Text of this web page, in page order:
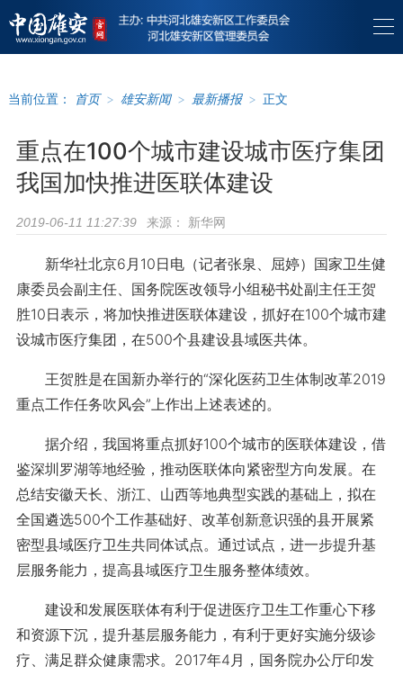
当前位置： 首页 > 雄安新闻 > 最新播报 > 正文
重点在100个城市建设城市医疗集团
我国加快推进医联体建设
2019-06-11 11:27:39 来源： 新华网
新华社北京6月10日电（记者张泉、屈婷）国家卫生健
康委员会副主任、国务院医改领导小组秘书处副主任王贺
胜10日表示，将加快推进医联体建设，抓好在100个城市建
设城市医疗集团，在500个县建设县域医共体。
王贺胜是在国新办举行的“深化医药卫生体制改革2019
重点工作任务吹风会”上作出上述表述的。
据介绍，我国将重点抓好100个城市的医联体建设，借
鉴深圳罗湖等地经验，推动医联体向紧密型方向发展。在
总结安徽天长、浙江、山西等地典型实践的基础上，拟在
全国遴选500个工作基础好、改革创新意识强的县开展紧
密型县域医疗卫生共同体试点。通过试点，进一步提升基
层服务能力，提高县域医疗卫生服务整体绩效。
建设和发展医联体有利于促进医疗卫生工作重心下移
和资源下沉，提升基层服务能力，有利于更好实施分级诊
疗、满足群众健康需求。2017年4月，国务院办公厅印发